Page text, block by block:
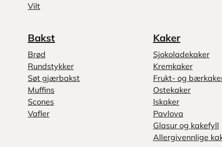
Vilt
Bakst
Brød
Rundstykker
Søt gjærbakst
Muffins
Scones
Vafler
Kaker
Sjokoladekaker
Kremkaker
Frukt- og
Ostekaker
Iskaker
Pavlova
Glasur og kakefyll
Allergivennlige